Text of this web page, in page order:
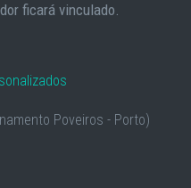
ficará vinculado.
Poveiros - Porto)